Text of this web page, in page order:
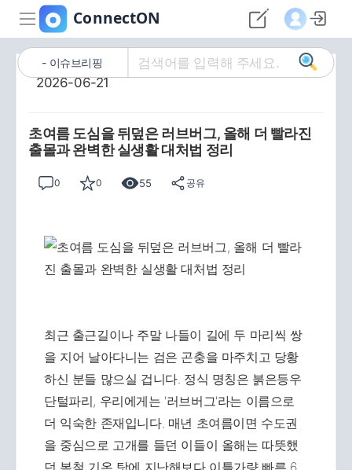
이슈브리핑
2026-06-21
초여름 도심을 뒤덮은 러브버그, 올해 더 빨라진
출몰과 완벽한 실생활 대처법 정리
0 0 55 공유
최근 출근길이나 주말 나들이 길에 두 마리씩 쌍
을 지어 날아다니는 검은 곤충을 마주치고 당황
하신 분들 많으실 겁니다. 정식 명칭은 붉은등우
단털파리, 우리에게는 '러브버그'라는 이름으로
더 익숙한 존재입니다. 매년 초여름이면 수도권
을 중심으로 고개를 들던 이들이 올해는 따뜻했
던 봄철 기온 탓에 지난해보다 이틀가량 빠른 6